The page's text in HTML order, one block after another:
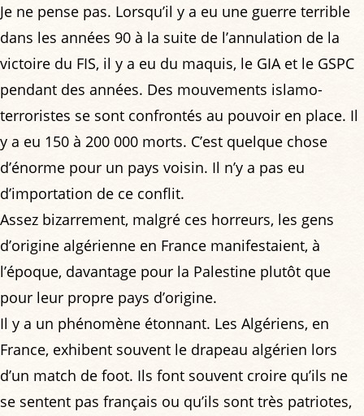
Je ne pense pas. Lorsqu’il y a eu une guerre terrible
dans les années 90 à la suite de l’annulation de la
victoire du FIS, il y a eu du maquis, le GIA et le GSPC
pendant des années. Des mouvements islamo-
terroristes se sont confrontés au pouvoir en place. Il
y a eu 150 à 200 000 morts. C’est quelque chose
d’énorme pour un pays voisin. Il n’y a pas eu
d’importation de ce conflit.
Assez bizarrement, malgré ces horreurs, les gens
d’origine algérienne en France manifestaient, à
l’époque, davantage pour la Palestine plutôt que
pour leur propre pays d’origine.
Il y a un phénomène étonnant. Les Algériens, en
France, exhibent souvent le drapeau algérien lors
d’un match de foot. Ils font souvent croire qu’ils ne
se sentent pas français ou qu’ils sont très patriotes,